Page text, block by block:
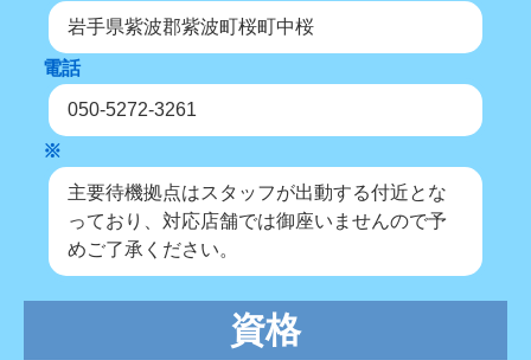
岩手県紫波郡紫波町桜町中桜
電話
050-5272-3261
※
主要待機拠点はスタッフが出動する付近とな
っており、対応店舗では御座いませんので予
めご了承ください。
資格